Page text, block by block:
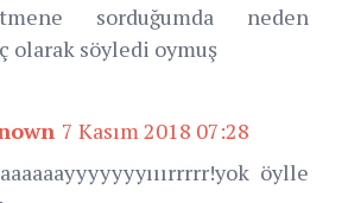
sorduğumda neden
olarak söyledi oymuş
7 Kasım 2018 07:28
öylle